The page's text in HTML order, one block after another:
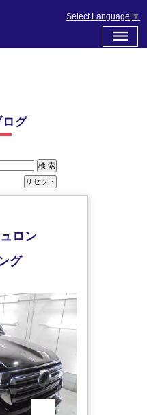
Select Language ▼
ログ
ロン
グ